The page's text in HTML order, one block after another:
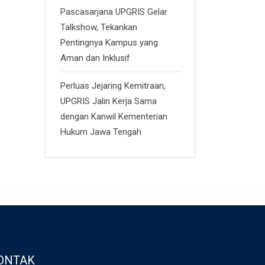
Pascasarjana UPGRIS Gelar
Talkshow, Tekankan
Pentingnya Kampus yang
Aman dan Inklusif
Perluas Jejaring Kemitraan,
UPGRIS Jalin Kerja Sama
dengan Kanwil Kementerian
Hukum Jawa Tengah